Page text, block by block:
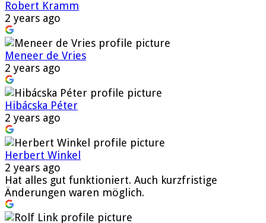
Robert Kramm
2 years ago
Meneer de Vries
2 years ago
Hibácska Péter
2 years ago
Herbert Winkel
2 years ago
Hat alles gut funktioniert. Auch kurzfristige
Änderungen waren möglich.